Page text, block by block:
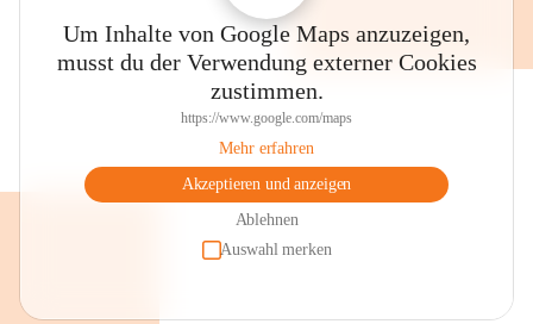
Um Inhalte von Google Maps anzuzeigen,
musst du der Verwendung externer Cookies
zustimmen.
https://www.google.com/maps
Mehr erfahren
Akzeptieren und anzeigen
Ablehnen
Auswahl merken